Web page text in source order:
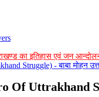
का इतिहास एवं जन
Struggle) - बाबा मोहन
Uttrakhand